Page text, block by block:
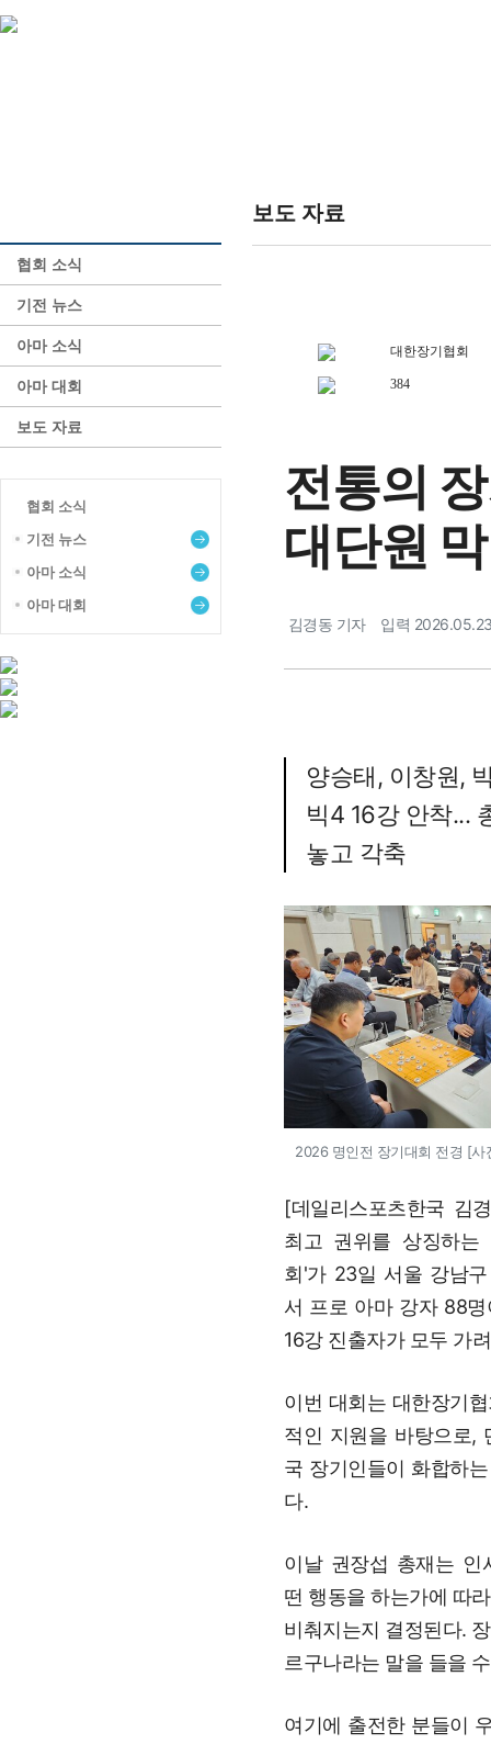
협회 소식
기전 뉴스
아마 소식
아마 대회
보도 자료
협회 소식
기전 뉴스
아마 소식
아마 대회
보도 자료
대한장기협회
384
전통의
대단원
기자명
김경동 기자 입력
양승태, 이창원,
빅4 16강 안착...
놓고 각축
2026 명인전 장기대회 전경 [
[데일리스포츠한국 김
최고 권위를 상징하
회'가 23일 서울 강남
서 프로 아마 강자 88
16강 진출자가 모두 가
이번 대회는 대한장기
적인 지원을 바탕으로,
국 장기인들이 화합하
다.
이날 권장섭 총재는 인
떤 행동을 하는가에 따
비춰지는지 결정된다.
르구나라는 말을 들을
여기에 출전한 분들이